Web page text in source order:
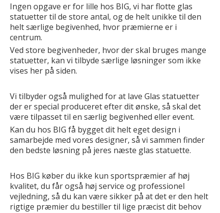
Ingen opgave er for lille hos BIG, vi har flotte glas
statuetter til de store antal, og de helt unikke til den
helt særlige begivenhed, hvor præmierne er i
centrum.
Ved store begivenheder, hvor der skal bruges mange
statuetter, kan vi tilbyde særlige løsninger som ikke
vises her på siden.
Vi tilbyder også mulighed for at lave Glas statuetter
der er special produceret efter dit ønske, så skal det
være tilpasset til en særlig begivenhed eller event.
Kan du hos BIG få bygget dit helt eget design i
samarbejde med vores designer, så vi sammen finder
den bedste løsning på jeres næste glas statuette.
Hos BIG køber du ikke kun sportspræmier af høj
kvalitet, du får også høj service og professionel
vejledning, så du kan være sikker på at det er den helt
rigtige præmier du bestiller til lige præcist dit behov